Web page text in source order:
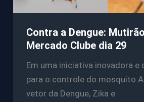
Contra a Dengue:
Mercado Clube dia 29
Em uma iniciativa inovadora e
para o controle do mosquito
vetor da Dengue, Zika e